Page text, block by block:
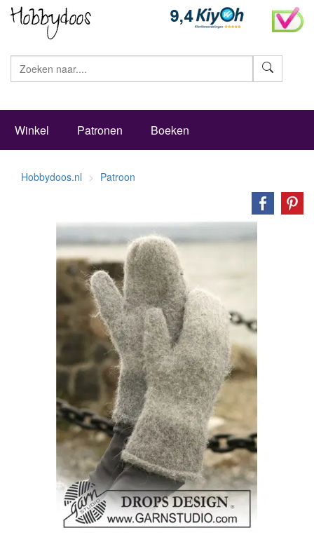
Winkel Patronen Boeken
Hobbydoos.nl Patroon